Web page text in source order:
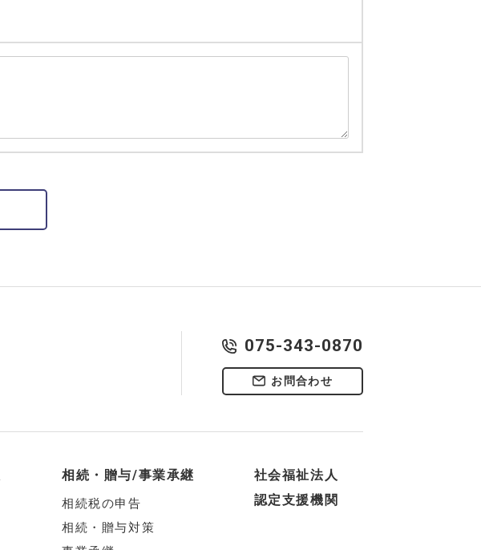
075-343-0870
お問合わせ
相続・贈与/事業承継
相続税の申告
相続・贈与対策
社会福祉法人
認定支援機関